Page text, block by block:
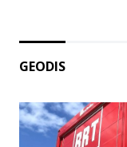
GEODIS